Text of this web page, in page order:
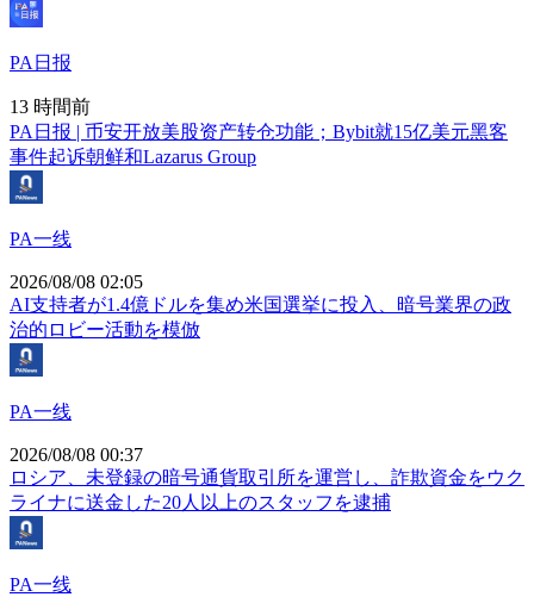
PA日报
13 時間前
PA日报 | 币安开放美股资产转仓功能；Bybit就15亿美元黑客
事件起诉朝鲜和Lazarus Group
PA一线
2026/08/08 02:05
AI支持者が1.4億ドルを集め米国選挙に投入、暗号業界の政
治的ロビー活動を模倣
PA一线
2026/08/08 00:37
ロシア、未登録の暗号通貨取引所を運営し、詐欺資金をウク
ライナに送金した20人以上のスタッフを逮捕
PA一线